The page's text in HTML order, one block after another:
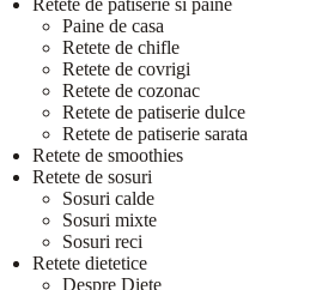
Paine de casa
Retete de chifle
Retete de covrigi
Retete de cozonac
Retete de patiserie dulce
Retete de patiserie sarata
Retete de smoothies
Retete de sosuri
Sosuri calde
Sosuri mixte
Sosuri reci
Retete dietetice
Despre Diete